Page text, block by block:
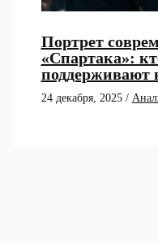
Портрет
«Спартака»:
поддерживают
24 декабря, 2025 /